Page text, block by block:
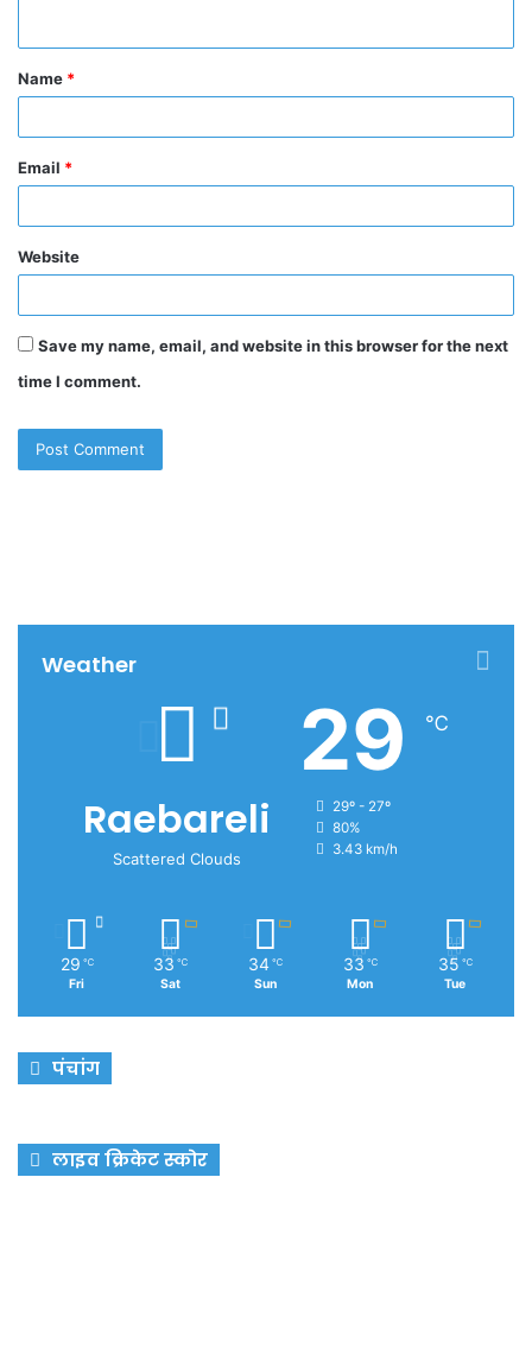
t
*
Name *
Email *
Website
Save my name, email, and website in this browser for the next
time I comment.
Weather
Raebareli
Scattered Clouds
29 ℃
29º - 27º
80%
3.43 km/h
29 ℃
Fri
33 ℃
Sat
34 ℃
Sun
33 ℃
Mon
35 ℃
Tue
पंचांग
लाइव क्रिकेट स्कोर